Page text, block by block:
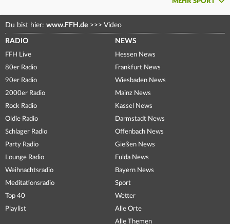
Du bist hier: www.FFH.de >>> Video
RADIO
FFH Live
80er Radio
90er Radio
2000er Radio
Rock Radio
Oldie Radio
Schlager Radio
Party Radio
Lounge Radio
Weihnachtsradio
Meditationsradio
Top 40
Playlist
NEWS
Hessen News
Frankfurt News
Wiesbaden News
Mainz News
Kassel News
Darmstadt News
Offenbach News
Gießen News
Fulda News
Bayern News
Sport
Wetter
Alle Orte
Alle Themen